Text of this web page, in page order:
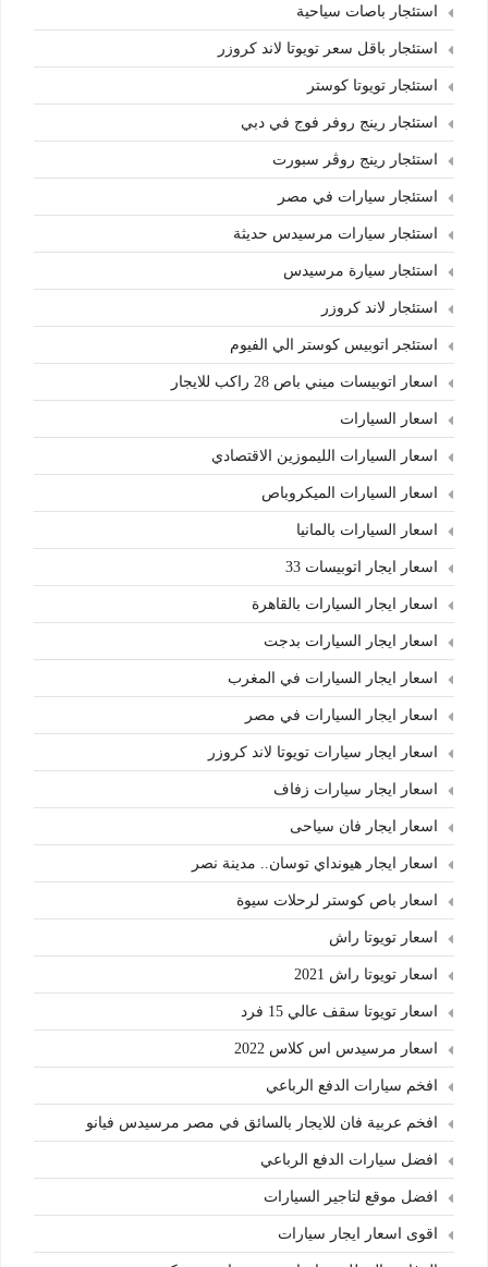
استئجار باصات سياحية
استئجار باقل سعر تويوتا لاند كروزر
استئجار تويوتا كوستر
استئجار رينج روفر فوج في دبي
استئجار رينج روڤر سبورت
استئجار سيارات في مصر
استئجار سيارات مرسيدس حديثة
استئجار سيارة مرسيدس
استئجار لاند كروزر
استئجر اتوبيس كوستر الي الفيوم
اسعار اتوبيسات ميني باص 28 راكب للايجار
اسعار السيارات
اسعار السيارات الليموزين الاقتصادي
اسعار السيارات الميكروباص
اسعار السيارات بالمانيا
اسعار ايجار اتوبيسات 33
اسعار ايجار السيارات بالقاهرة
اسعار ايجار السيارات بدجت
اسعار ايجار السيارات في المغرب
اسعار ايجار السيارات في مصر
اسعار ايجار سيارات تويوتا لاند كروزر
اسعار ايجار سيارات زفاف
اسعار ايجار فان سياحى
اسعار ايجار هيونداي توسان.. مدينة نصر
اسعار باص كوستر لرحلات سيوة
اسعار تويوتا راش
اسعار تويوتا راش 2021
اسعار تويوتا سقف عالي 15 فرد
اسعار مرسيدس اس كلاس 2022
افخم سيارات الدفع الرباعي
افخم عربية فان للايجار بالسائق في مصر مرسيدس فيانو
افضل سيارات الدفع الرباعي
افضل موقع لتاجير السيارات
اقوى اسعار ايجار سيارات